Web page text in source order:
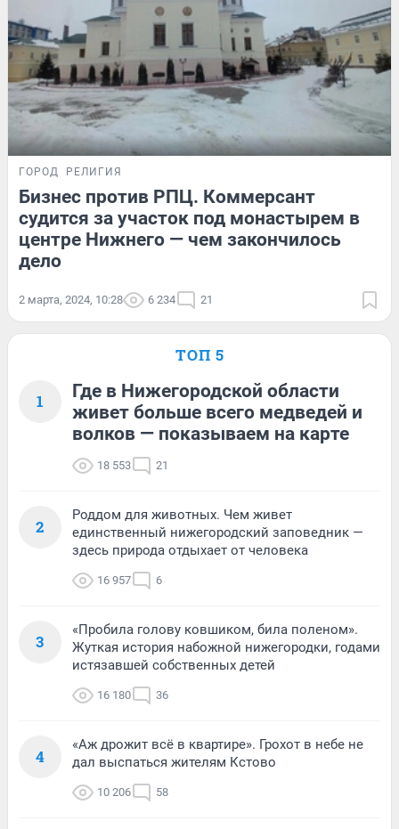
ГОРОД РЕЛИГИЯ
Бизнес против РПЦ. Коммерсант
судится за участок под монастырем в
центре Нижнего — чем закончилось
дело
2 марта, 2024, 10:28 6 234 21
ТОП 5
1
Где в Нижегородской области
живет больше всего медведей и
волков — показываем на карте
18 553 21
2
Роддом для животных. Чем живет
единственный нижегородский заповедник —
здесь природа отдыхает от человека
16 957 6
3
«Пробила голову ковшиком, била поленом».
Жуткая история набожной нижегородки, годами
истязавшей собственных детей
16 180 36
4
«Аж дрожит всё в квартире». Грохот в небе не
дал выспаться жителям Кстово
10 206 58